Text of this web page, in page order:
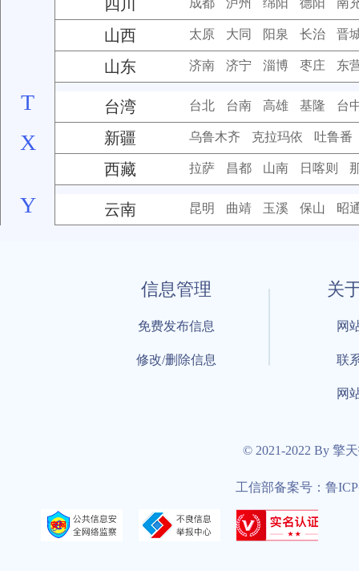
四川 成都 泸州 绵阳 德阳 南
山西 太原 大同 阳泉 长治 晋
山东 济南 济宁 淄博 枣庄 东
T 台湾 台北 台南 高雄 基隆 台
X 新疆 乌鲁木齐 克拉玛依 吐鲁番
西藏 拉萨 昌都 山南 日喀则
Y 云南 昆明 曲靖 玉溪 保山 昭
信息管理
免费发布信息
修改/删除信息
关
网
联
网
© 2021-2022 By 擎
工信部备案号：鲁